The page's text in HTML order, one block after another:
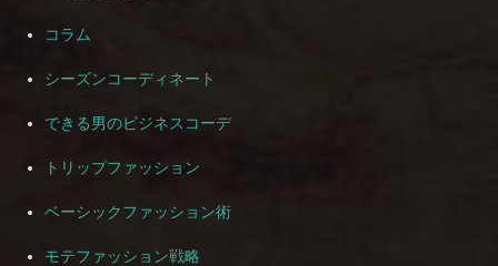
コラム
シーズンコーディネート
できる男のビジネスコーデ
トリップファッション
ベーシックファッション術
モテファッション戦略